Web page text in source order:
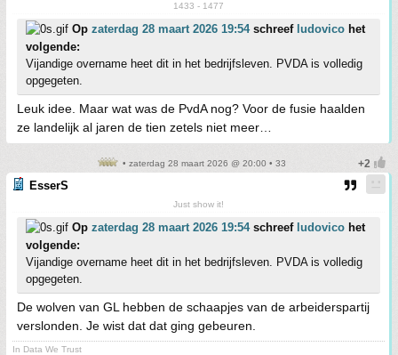
1433 - 1477
Op zaterdag 28 maart 2026 19:54schreef ludovico het
volgende:
Vijandige overname heet dit in het bedrijfsleven. PVDA is volledig
opgegeten.
Leuk idee. Maar wat was de PvdA nog? Voor de fusie haalden
ze landelijk al jaren de tien zetels niet meer…
• zaterdag 28 maart 2026 @ 20:00 • 33
EsserS
Just show it!
Op zaterdag 28 maart 2026 19:54schreef ludovico het
volgende:
Vijandige overname heet dit in het bedrijfsleven. PVDA is volledig
opgegeten.
De wolven van GL hebben de schaapjes van de arbeiderspartij
verslonden. Je wist dat dat ging gebeuren.
In Data We Trust